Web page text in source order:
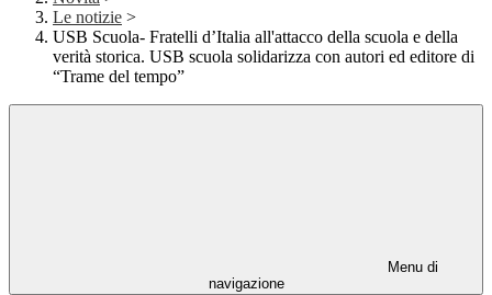
Le notizie >
USB Scuola- Fratelli d’Italia all'attacco della scuola e della
verità storica. USB scuola solidarizza con autori ed editore di
“Trame del tempo”
Menu di
navigazione